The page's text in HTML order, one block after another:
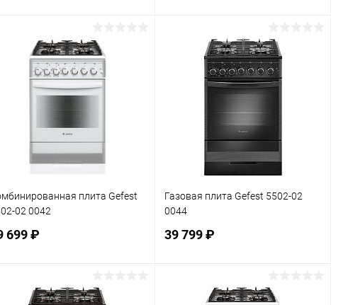
В корзину
Купить в 1 клик К сравнению
В корзину
Купить в 1 клик К сравнению
В избранное В наличии
плита Gefest
02 0042
699 ₽
В корзину
Газовая плита Gefest 5502-02
0044
39 799 ₽
В корзину